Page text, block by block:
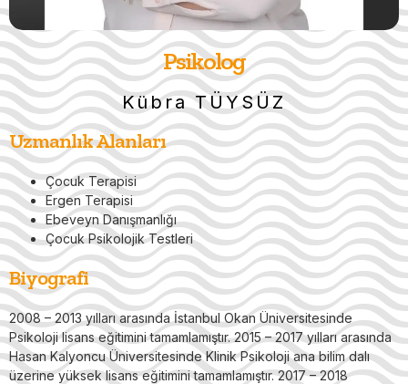
Psikolog
Kübra TÜYSÜZ
Uzmanlık Alanları
Çocuk Terapisi
Ergen Terapisi
Ebeveyn Danışmanlığı
Çocuk Psikolojik Testleri
Biyografi
2008 – 2013 yılları arasında İstanbul Okan Üniversitesinde
Psikoloji lisans eğitimini tamamlamıştır. 2015 – 2017 yılları arasında
Hasan Kalyoncu Üniversitesinde Klinik Psikoloji ana bilim dalı
üzerine yüksek lisans eğitimini tamamlamıştır. 2017 – 2018